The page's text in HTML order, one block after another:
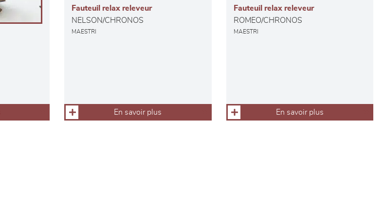
Fauteuil relax releveur
NELSON/CHRONOS
MAESTRI
En savoir plus
Fauteuil relax releveur
ROMEO/CHRONOS
MAESTRI
En savoir plus